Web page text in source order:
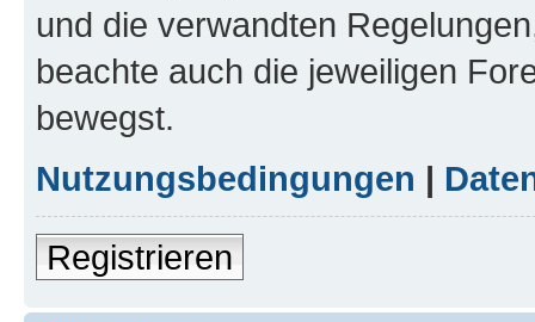
und die verwandten
beachte auch die jeweiligen
bewegst.
Nutzungsbedingungen |
Registrieren